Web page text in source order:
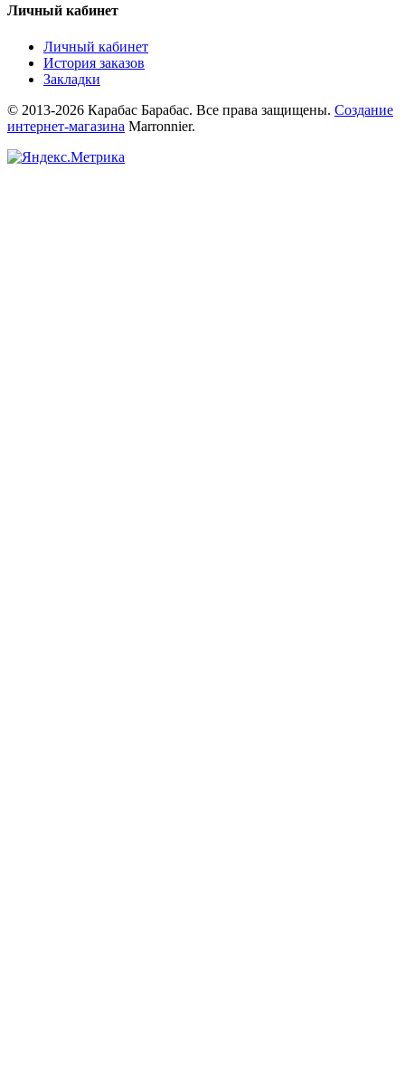
Личный кабинет
Личный кабинет
История заказов
Закладки
© 2013-2026 Карабас Барабас. Все права защищены. Создание
интернет-магазина Marronnier.